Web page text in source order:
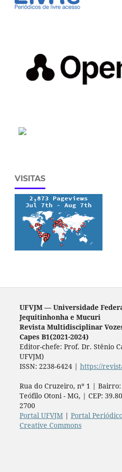
VISITAS
UFVJM — Universidade
Jequitinhonha e Mucuri
Revista Multidisciplinar
Capes B1(2021-2024)
Editor-chefe: Prof. Dr. Stênio
UFVJM)
ISSN: 2238-6424 | https://
Rua do Cruzeiro, nº 1 |
Teófilo Otoni - MG, | CEP:
2700
Portal UFVJM| Portal
Creative Commons